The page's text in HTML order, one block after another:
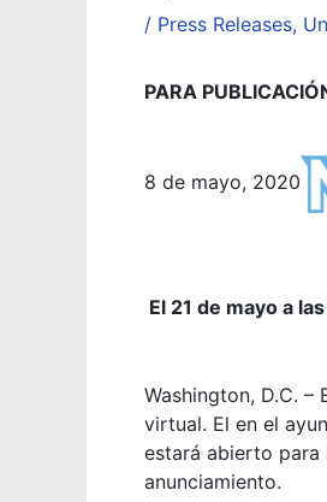
/ Press Releases,
PARA
8 de mayo, 2020
El 21 de mayo a
Washington, D.C. –
virtual. El en el
estará abierto para
anunciamiento.